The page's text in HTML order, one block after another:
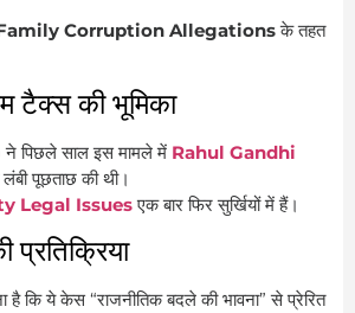
Corruption Allegationsके तहत
टैक्स की भूमिका
ने पिछले साल इस मामले में Rahul Gandhi
पूछताछ की थी।
Legal Issuesएक बार फिर सुर्खियों में हैं।
प्रतिक्रिया
है कि ये केस “राजनीतिक बदले की भावना” से प्रेरित